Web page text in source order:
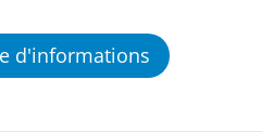
d'informations